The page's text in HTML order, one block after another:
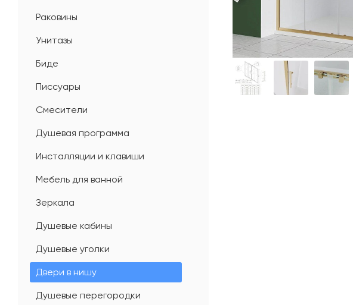
Раковины
Унитазы
Биде
Писсуары
Смесители
Душевая программа
Инсталляции и клавиши
Мебель для ванной
Зеркала
Душевые кабины
Душевые уголки
Двери в нишу
Душевые перегородки